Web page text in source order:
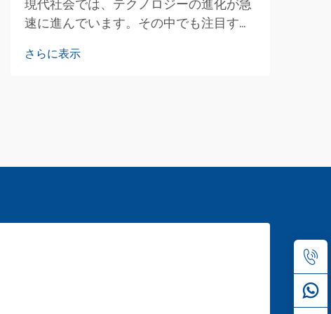
現代社会では、テクノロジーの進化が急
速に進んでいます。その中でも注目すべ
ンサーの登場です。これらのセンサー
さらに表示